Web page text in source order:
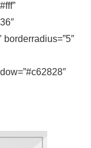
borderradius=”5″